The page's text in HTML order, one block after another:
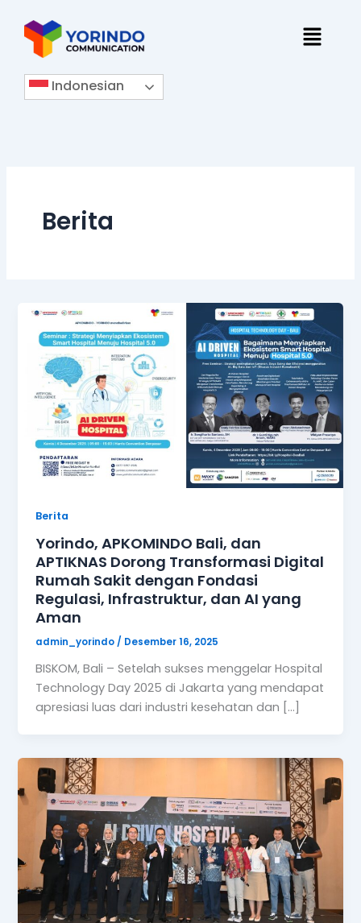
Menu
Indonesian
Berita
Berita
Yorindo, APKOMINDO Bali, dan
APTIKNAS Dorong Transformasi Digital
Rumah Sakit dengan Fondasi
Regulasi, Infrastruktur, dan AI yang
Aman
admin_yorindo/ Desember 16, 2025
BISKOM, Bali – Setelah sukses menggelar Hospital
Technology Day 2025 di Jakarta yang mendapat
apresiasi luas dari industri kesehatan dan […]